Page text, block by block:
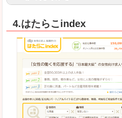
良いところ
「自分のペースで
はじめての転職に
悪いところ
求人の掲載が少し
給与が見た目です
4.はたらこindex